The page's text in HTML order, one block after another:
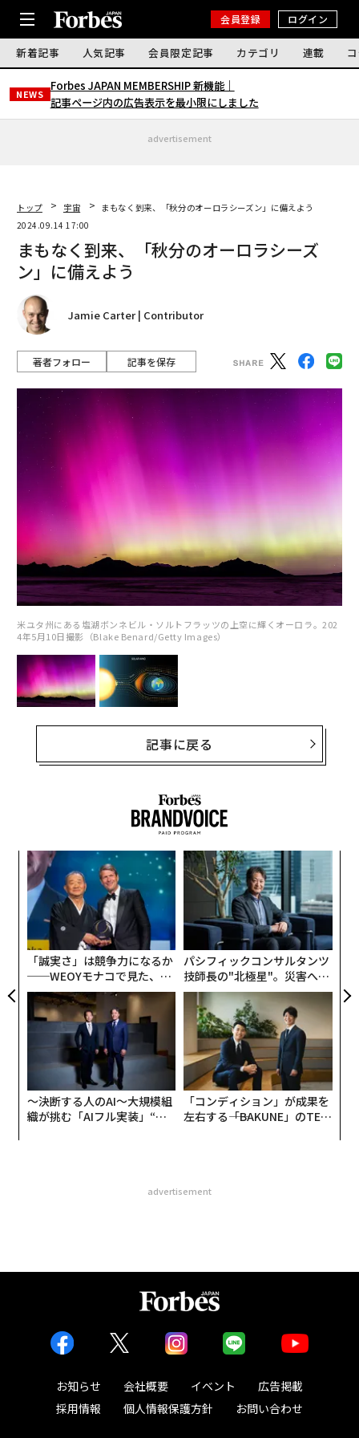
会員登録 ログイン
新着記事 人気記事 会員限定記事 カテゴリ 連載
NEWS
Forbes JAPAN MEMBERSHIP 新機能｜
記事ページ内の広告表示を最小限にしました
advertisement
トップ 宇宙
まもなく到来、「秋分のオーロラシーズン」に備えよう
2024.09.14 17:00
まもなく到来、「秋分のオーロラシーズ
ン」に備えよう
Jamie Carter | Contributor
著者フォロー 記事を保存
米ユタ州にある塩湖ボンネビル・ソルトフラッツの上空に輝くオーロラ。202
4年5月10日撮影（Blake Benard/Getty Images）
記事に戻る
「誠実さ」は競争力になるか
──WEOYモナコで見た、く
ら寿司の経営哲学
パシフィックコンサルタンツ
技師長の"北極星"。災害への
無力感を乗り越え見つけた、
防災一筋20年の答え
〜決断する人のAI〜大規模組
織が挑む「AIフル実装」“使
「コンディション」が成果を
左右する――「BAKUNE」のTEN
advertisement
お知らせ 会社概要 イベント
広告掲載
採用情報
個人情報保護方針 お問い合わせ